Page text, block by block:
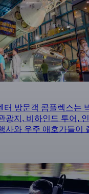
터 방문객 콤플렉스는
광지, 비하인드 투어,
사와 우주 애호가들이